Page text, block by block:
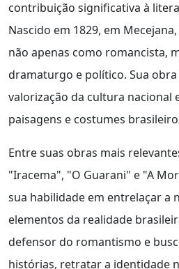
contribuição significativa à
Nascido em 1829, em
não apenas como romancista,
dramaturgo e político. Sua obra
valorização da cultura nacional
paisagens e costumes
Entre suas obras mais
"Iracema", "O Guarani" e "A
sua habilidade em entrelaçar a
elementos da realidade
defensor do romantismo e
histórias, retratar a identidade